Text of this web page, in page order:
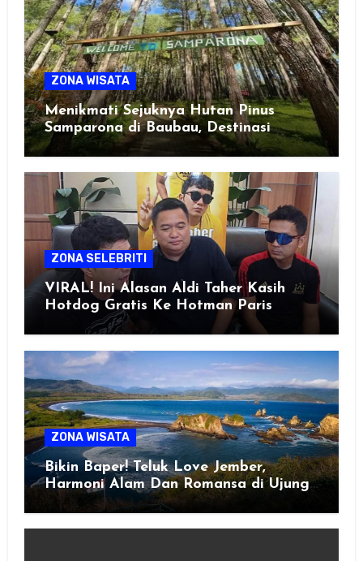
ZONA WISATA
Menikmati Sejuknya Hutan Pinus
Samparona di Baubau, Destinasi
Healing Favorit!
ZONA SELEBRITI
VIRAL! Ini Alasan Aldi Taher Kasih
Hotdog Gratis Ke Hotman Paris
ZONA WISATA
Bikin Baper! Teluk Love Jember,
Harmoni Alam Dan Romansa di Ujung
Selatan Jawa